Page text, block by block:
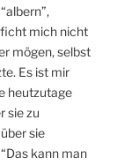
ficht mich nicht
mögen, selbst
Es ist mir
heutzutage
sie zu
sie
kann man